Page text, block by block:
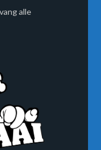
alle